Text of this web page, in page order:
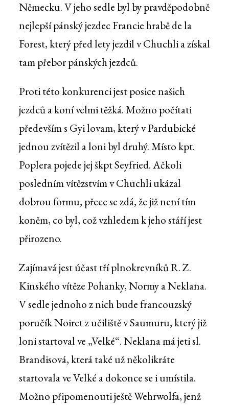
Německu. V jeho sedle byl by pravděpodobně
nejlepší pánský jezdec Francie hrabě de la
Forest, který před lety jezdil v Chuchli a získal
tam přebor pánských jezdců.
Proti této konkurenci jest posice našich
jezdců a koní velmi těžká. Možno počítati
především s Gyi lovam, který v Pardubické
jednou zvítězil a loni byl druhý. Místo kpt.
Poplera pojede jej škpt Seyfried. Ačkoli
posledním vítězstvím v Chuchli ukázal
dobrou formu, přece se zdá, že již není tím
koněm, co byl, což vzhledem k jeho stáří jest
přirozeno.
Zajímavá jest účast tří plnokrevníků R. Z.
Kinského vítěze Pohanky, Normy a Neklana.
V sedle jednoho z nich bude francouzský
poručík Noiret z učiliště v Saumuru, který již
loni startoval ve „Velké“. Neklana má jeti sl.
Brandisová, která také už několikráte
startovala ve Velké a dokonce se i umístila.
Možno připomenouti ještě Wehrwolfa, jenž